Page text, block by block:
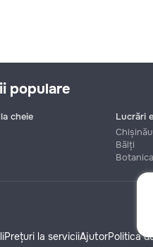
populare
cheie
Lucrări
Chișinău
Bălți
Botanica
Prețuri la serviciiAjutorPolitica